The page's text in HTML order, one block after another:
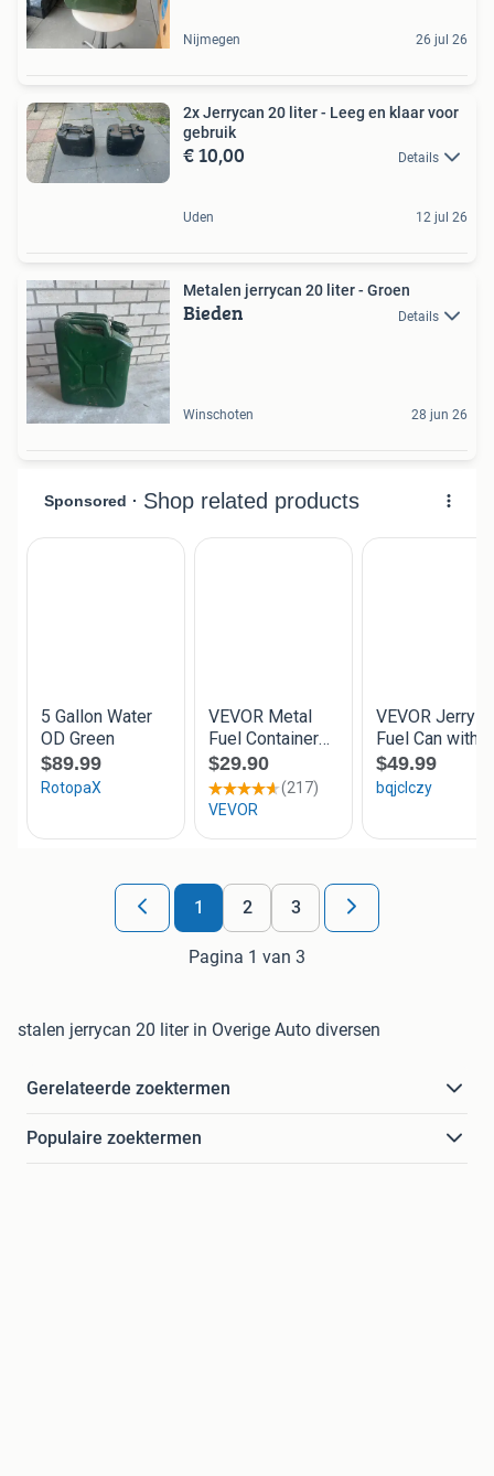
Nijmegen 26 jul 26
2x Jerrycan 20 liter - Leeg en klaar voor
gebruik
€ 10,00 Details
Uden 12 jul 26
Metalen jerrycan 20 liter - Groen
Bieden Details
Winschoten 28 jun 26
1 2 3
Pagina 1 van 3
stalen jerrycan 20 liter in Overige Auto diversen
Gerelateerde zoektermen
Populaire zoektermen